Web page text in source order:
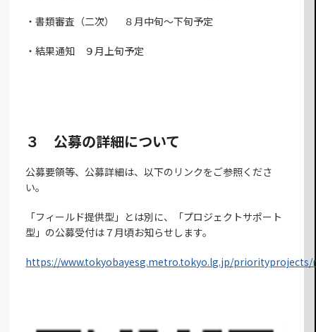
・書類審査（二次） ８月中旬～下旬予定
・結果通知 ９月上旬予定
３ 公募の詳細について
公募要領等、公募詳細は、以下のリンクをご参照くださ
い。
「フィールド提供型」とは別に、「プロジェクトサポート
型」の公募受付は７月頃お知らせします。
https://www.tokyobayesg.metro.tokyo.lg.jp/